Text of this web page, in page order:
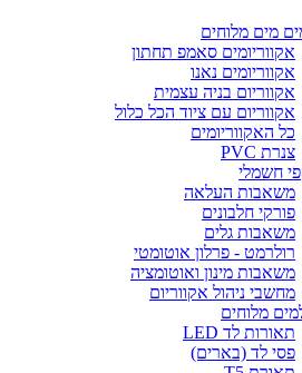
מים מלוחים
אקווריומים סאמפ תחתון
אקווריומים נאנו
אקווריום בניה עצמית
אקווריום עם ציוד הכל כלול
כל האקווריומים
צנרת PVC
חשמלי
משאבות העלאה
פורקי חלבונים
משאבות גלים
רולרמט - פרלון אוטומטי
משאבות מינון ואוטומציה
מחשבי ניהול אקווריום
מלוחים
תאורות לד LED
פסי לד (בארים)